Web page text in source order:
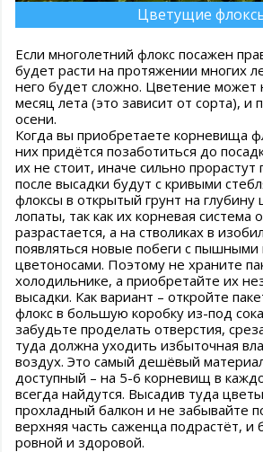
Цветущие
Если многолетний флокс посажен
будет расти на протяжении многих
него будет сложно. Цветение может
месяц лета (это зависит от сорта), и
осени.
Когда вы приобретаете корневища
них придётся позаботиться до
их не стоит, иначе сильно прорастут
после высадки будут с кривыми
флоксы в открытый грунт на
лопаты, так как их корневая система
разрастается, а на стволиках в
появляться новые побеги с пышными
цветоносами. Поэтому не храните
холодильнике, а приобретайте их
высадки. Как вариант – откройте
флокс в большую коробку из-под
забудьте проделать отверстия,
туда должна уходить избыточная
воздух. Это самый дешёвый
доступный – на 5-6 корневищ в
всегда найдутся. Высадив туда
прохладный балкон и не забывайте
верхняя часть саженца подрастёт, и
ровной и здоровой.